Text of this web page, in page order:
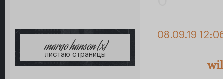
margo hanson [x]
листаю страницы
08.09.19